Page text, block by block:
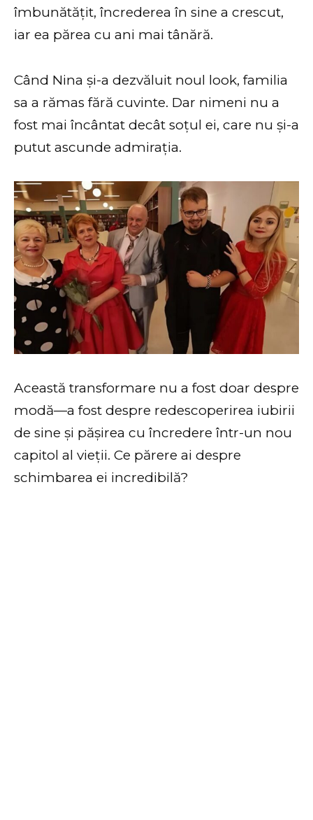
îmbunătățit, încrederea în sine a crescut,
iar ea părea cu ani mai tânără.
Când Nina și-a dezvăluit noul look, familia
sa a rămas fără cuvinte. Dar nimeni nu a
fost mai încântat decât soțul ei, care nu și-a
putut ascunde admirația.
Această transformare nu a fost doar despre
modă—a fost despre redescoperirea iubirii
de sine și pășirea cu încredere într-un nou
capitol al vieții. Ce părere ai despre
schimbarea ei incredibilă?